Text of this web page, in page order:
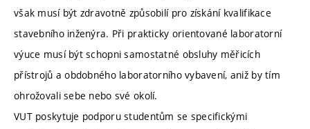
však musí být zdravotně způsobilí pro získání kvalifikace
stavebního inženýra. Při prakticky orientované laboratorní
výuce musí být schopni samostatné obsluhy měřicích
přístrojů a obdobného laboratorního vybavení, aniž by tím
ohrožovali sebe nebo své okolí.
VUT poskytuje podporu studentům se specifickými